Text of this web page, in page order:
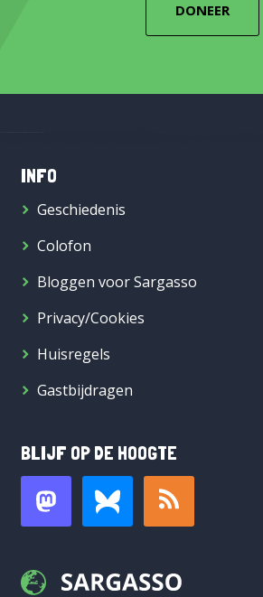
DONEER
INFO
Geschiedenis
Colofon
Bloggen voor Sargasso
Privacy/Cookies
Huisregels
Gastbijdragen
BLIJF OP DE HOOGTE